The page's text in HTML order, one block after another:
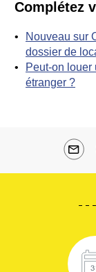
Complétez
Nouveau sur
dossier de
Peut-on
étranger ?